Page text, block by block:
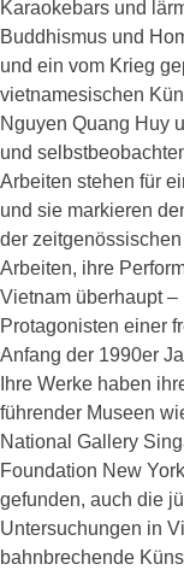
Karaokebars und
Buddhismus und
und ein vom Krieg
vietnamesischen
Nguyen Quang Huy
und
Arbeiten stehen für
und sie markieren
der
Arbeiten, ihre
Vietnam überhaupt
Protagonisten einer
Anfang der 1990er
Ihre Werke haben
führender Museen
National Gallery
Foundation New
gefunden, auch die
Untersuchungen in
bahnbrechende